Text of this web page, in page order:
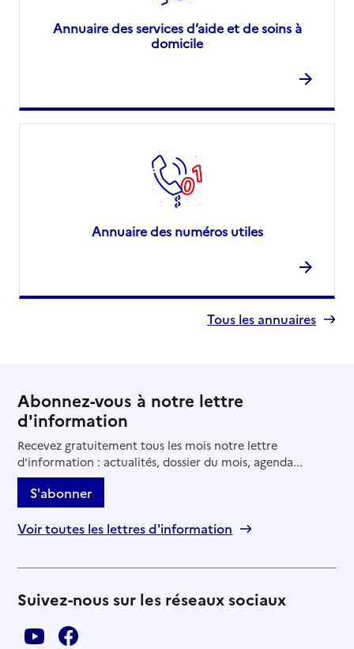
Annuaire des services d’aide et de soins à
domicile
Annuaire des numéros utiles
Tous les annuaires
Abonnez-vous à notre lettre
d'information
Recevez gratuitement tous les mois notre lettre
d'information : actualités, dossier du mois, agenda...
S'abonner
Voir toutes les lettres d'information
Suivez-nous sur les réseaux sociaux